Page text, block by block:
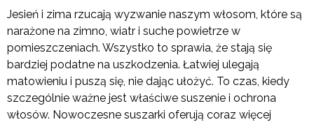
Jesień i zima rzucają wyzwanie naszym włosom, które są
narażone na zimno, wiatr i suche powietrze w
pomieszczeniach. Wszystko to sprawia, że stają się
bardziej podatne na uszkodzenia. Łatwiej ulegają
matowieniu i puszą się, nie dając ułożyć. To czas, kiedy
szczególnie ważne jest właściwe suszenie i ochrona
włosów. Nowoczesne suszarki oferują coraz więcej